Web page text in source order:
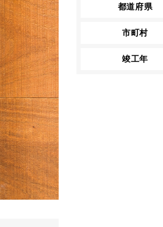
都道府県
市町村
竣工年